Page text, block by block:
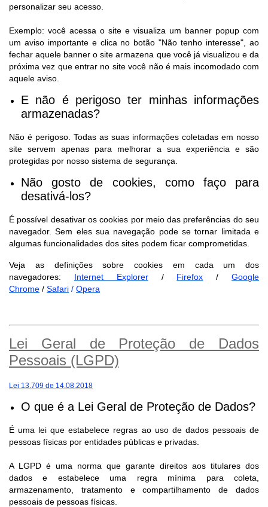
personalizar seu acesso.
Exemplo: você acessa o site e visualiza um banner popup com
um aviso importante e clica no botão "Não tenho interesse", ao
fechar aquele banner o site armazena que você já visualizou e da
próxima vez que entrar no site você não é mais incomodado com
aquele aviso.
E não é perigoso ter minhas informações
armazenadas?
Não é perigoso. Todas as suas informações coletadas em nosso
site servem apenas para melhorar a sua experiência e são
protegidas por nosso sistema de segurança.
Não gosto de cookies, como faço para
desativá-los?
É possível desativar os cookies por meio das preferências do seu
navegador. Sem eles sua navegação pode se tornar limitada e
algumas funcionalidades dos sites podem ficar comprometidas.
Veja as definições sobre cookies em cada um dos
navegadores: Internet Explorer/ Firefox /Google
Chrome / Safari / Opera
Lei Geral de Proteção de Dados
Pessoais (LGPD)
Lei 13.709 de 14.08.2018
O que é a Lei Geral de Proteção de Dados?
É uma lei que estabelece regras ao uso de dados pessoais de
pessoas físicas por entidades públicas e privadas.
A LGPD é uma norma que garante direitos aos titulares dos
dados e estabelece uma regra mínima para coleta,
armazenamento, tratamento e compartilhamento de dados
pessoais de pessoas físicas.